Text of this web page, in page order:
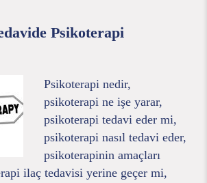
Psikoterapi
Psikoterapi nedir,
psikoterapi ne işe yarar,
psikoterapi tedavi eder mi,
psikoterapi nasıl tedavi eder,
psikoterapinin amaçları
ilaç tedavisi yerine geçer mi,